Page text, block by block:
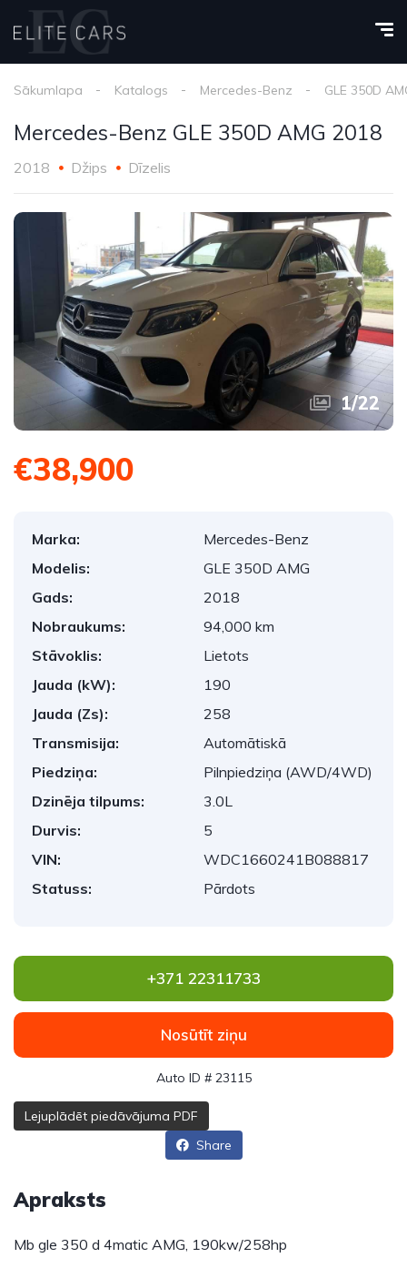
Sākumlapa Katalogs Mercedes-Benz GLE 350D
Mercedes-Benz GLE 350D AMG 2018
2018 Džips Dīzelis
1/22
€38,900
Marka:
Mercedes-Benz
Modelis:
GLE 350D AMG
Gads:
2018
Nobraukums:
94,000 km
Stāvoklis:
Lietots
Jauda (kW):
190
Jauda (Zs):
258
Transmisija:
Automātiskā
Piedziņa:
Pilnpiedziņa (AWD/4WD)
Dzinēja tilpums:
3.0L
Durvis:
5
VIN:
WDC1660241B088817
Statuss:
Pārdots
+371 22311733
Nosūtīt ziņu
Auto ID # 23115
Lejuplādēt piedāvājuma PDF
Share
Apraksts
Mb gle 350 d 4matic AMG, 190kw/258hp